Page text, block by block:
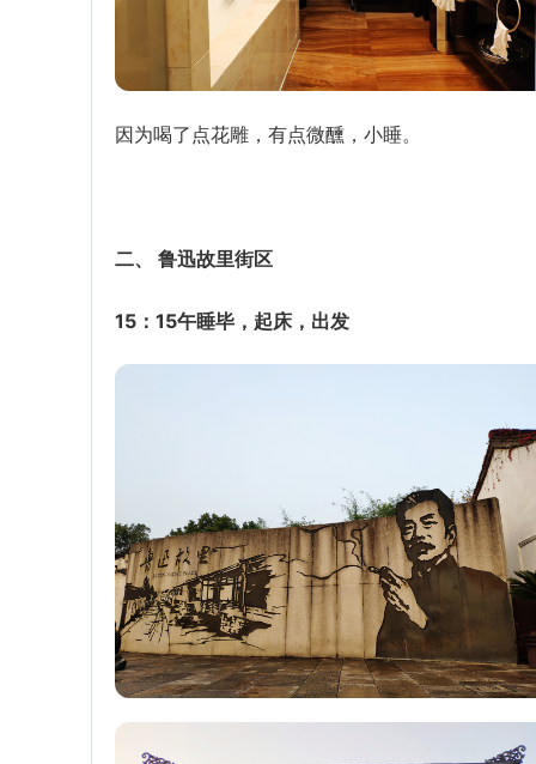
因为喝了点花雕，有点微醺，小睡。
二、 鲁迅故里街区
15：15午睡毕，起床，出发